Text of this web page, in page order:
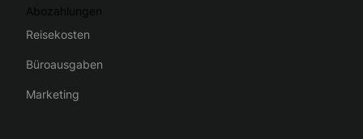
Abozahlungen
Reisekosten
Büroausgaben
Marketing